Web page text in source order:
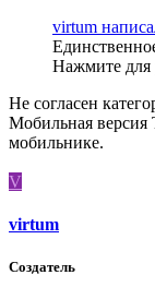
virtum
Нажмите для
Не согласен
Мобильная версия
мобильнике.
V
virtum
Создатель